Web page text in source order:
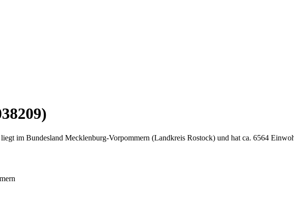
im Bundesland Mecklenburg-Vorpommern (Landkreis Rostock) und hat ca. 6564